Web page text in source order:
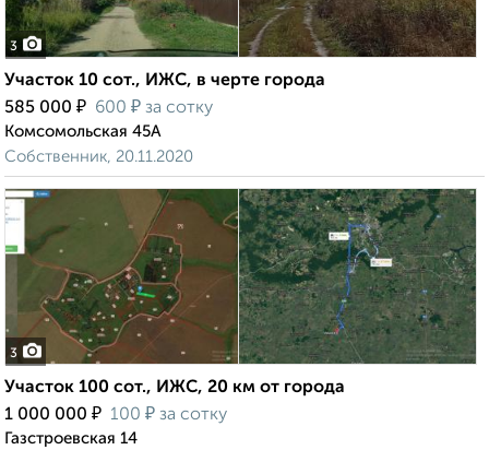
3
Участок 10 сот., ИЖС, в черте города
585 000 ₽ 600 ₽ за сотку
Комсомольская 45А
Собственник, 20.11.2020
3
Участок 100 сот., ИЖС, 20 км от города
1 000 000 ₽ 100 ₽ за сотку
Газстроевская 14